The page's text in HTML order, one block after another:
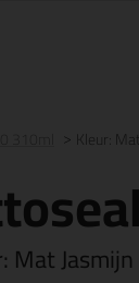
Kleur:
Mat